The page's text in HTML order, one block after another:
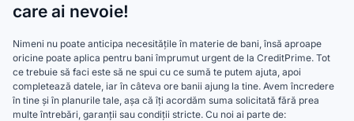
care ai nevoie!
Nimeni nu poate anticipa necesitățile în materie de bani, însă aproape
oricine poate aplica pentru bani împrumut urgent de la CreditPrime. Tot
ce trebuie să faci este să ne spui cu ce sumă te putem ajuta, apoi
completează datele, iar în câteva ore banii ajung la tine. Avem încredere
în tine și în planurile tale, așa că îți acordăm suma solicitată fără prea
multe întrebări, garanții sau condiții stricte. Cu noi ai parte de: